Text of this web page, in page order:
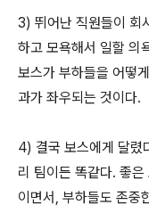
3) 뛰어난 직원들이 회
하고 모욕해서 일할 의
보스가 부하들을 어떻
과가 좌우되는 것이다.
4) 결국 보스에게 달
리 팀이든 똑같다. 좋
이면서, 부하들도 존중